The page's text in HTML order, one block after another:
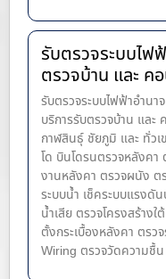
รับตรวจระบบไฟ
ตรวจบ้าน และ ค
รับตรวจระบบไฟฟ้าอำน
บริการรับตรวจบ้าน แล
กาฬสินธุ์ ชัยภูมิ และ ทั่ว
โด บินโดรนตรวจหลังคา
งานหลังคา ตรวจผนัง ต
ระบบน้ำ เช็คระบบแรงดั
น้ำ​เสีย ตรวจโครงสร้าง
ตั้งกระเบื้องหลังคา ตรว
Wiring ตรวจวัดความชื้